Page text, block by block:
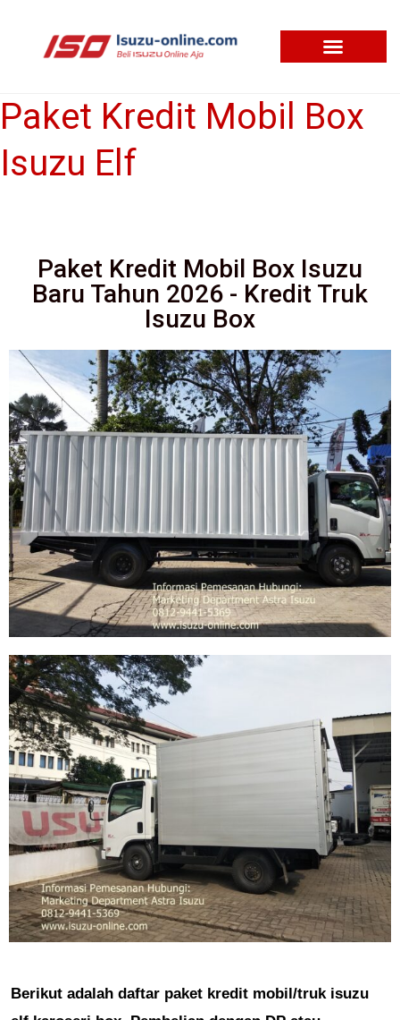
Paket Kredit Mobil Box
Isuzu Elf
Paket Kredit Mobil Box Isuzu
Baru Tahun 2026 - Kredit Truk
Isuzu Box
Berikut adalah daftar paket kredit mobil/truk isuzu
Paket
Kredit
Mobil